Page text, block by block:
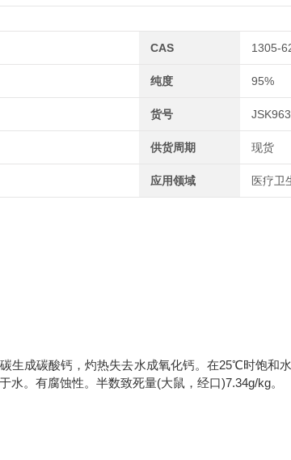
CAS 1305-
纯度 95%
货号
供货周期 现货
应用领域 医疗卫
成碳酸钙，灼热失去水成氧化钙。在25℃时饱和
。有腐蚀性。半数致死量(大鼠，经口)7.34g/kg。